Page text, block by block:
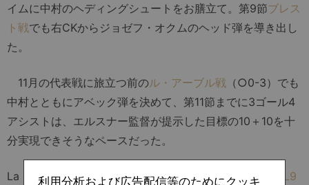
イムに中村のヘディングシュートをお膳立て。第9節ブレス
ト戦でも右CKからジョゼフ・オクムのヘッド弾を導き出し
た。
11月の代表戦に旅立つ前のル・アーブル戦 （○0-3）でも
中村とともにアベック弾を決めて、第11節までに3ゴール4
アシストは、エルスナー監督が提示した目標の10＋10を十
分実現できそうなペースだった。
La magie de Junya Ito
pic.twitter.com/eEWuKfFL9
利用分析および広告配信等のためにクッキ